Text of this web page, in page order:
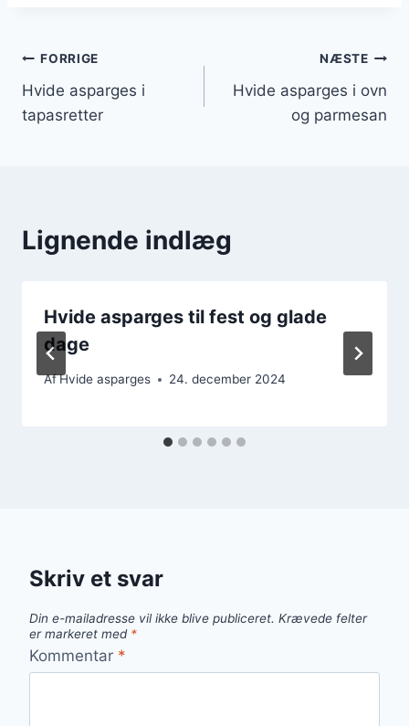
Indlægsnavigation
FORRIGE
Hvide asparges i
tapasretter
NÆSTE
Hvide asparges i ovn
og parmesan
Lignende indlæg
Hvide asparges til fest og glade
dage
AfHvide asparges 24. december 2024
Skriv et svar
Din e-mailadresse vil ikke blive publiceret. Krævede felter
er markeret med *
Kommentar *